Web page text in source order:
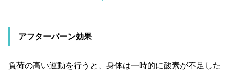
アフターバーン効果
負荷の高い運動を行うと、身体は一時的に酸素が不足した